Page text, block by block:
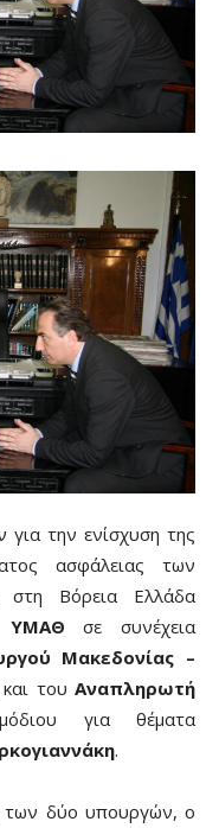
την ενίσχυση της
ασφάλειας των
στη Βόρεια Ελλάδα
ΥΜΑΘ σε συνέχεια
Μακεδονίας –
και του Αναπληρωτή
για θέματα
.
των δύο υπουργών, ο